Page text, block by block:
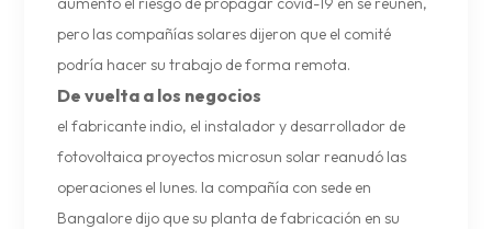
pero las compañías solares dijeron que el comité
podría hacer su trabajo de forma remota.
De vuelta a los negocios
el fabricante indio, el instalador y desarrollador de
fotovoltaica proyectos microsun solar reanudó las
operaciones el lunes. la compañía con sede en
Bangalore dijo que su planta de fabricación en su